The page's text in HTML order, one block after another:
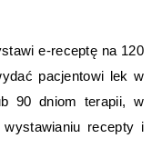
e-receptę na 120
pacjentowi lek w
90 dniom terapii, w
recepty i